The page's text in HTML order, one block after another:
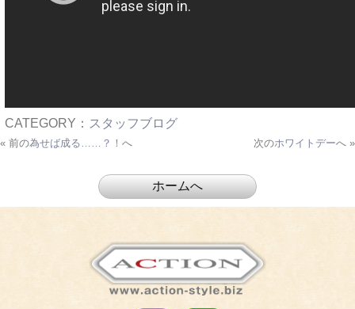
CATEGORY： スタッフブログ
« 前の為せば成る……？！ へ 次のホワイトデーへ »